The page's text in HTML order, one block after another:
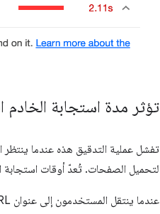
تؤثر مدة استجابة الخادم
لتحميل الصفحات. تُعدّ أوقات استجابة